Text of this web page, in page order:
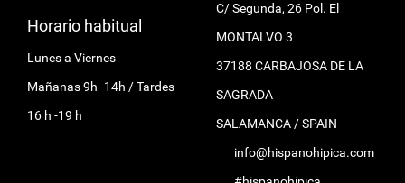
Horario habitual
Lunes a Viernes
Mañanas 9h -14h / Tardes
16 h -19 h
C/ Segunda, 26 Pol. El
MONTALVO 3
37188 CARBAJOSA DE LA
SAGRADA
SALAMANCA / SPAIN
info@hispanohipica.com